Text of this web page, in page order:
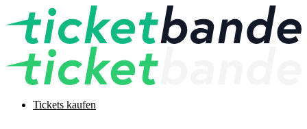
Tickets kaufen